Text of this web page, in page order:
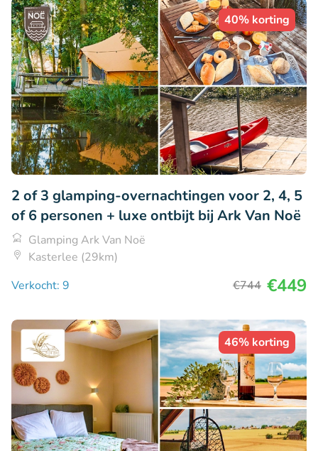
40% korting
2 of 3 glamping-overnachtingen voor 2, 4, 5
of 6 personen + luxe ontbijt bij Ark Van Noë
Glamping Ark Van Noë
Kasterlee (29km)
Verkocht: 9
€744 €449
46% korting